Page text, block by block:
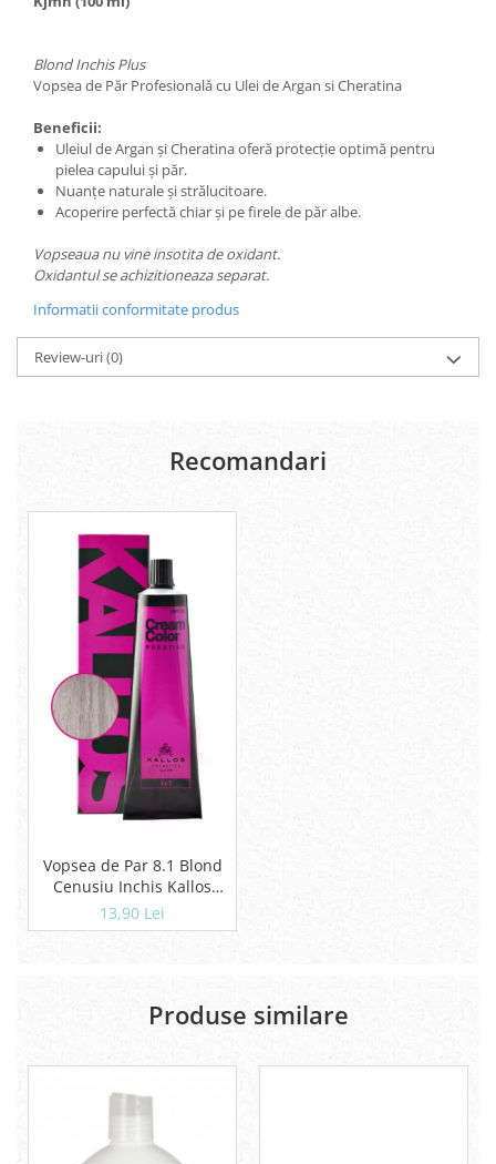
Blond Inchis Plus
Vopsea de Păr Profesională cu Ulei de Argan si Cheratina
Beneficii:
Uleiul de Argan şi Cheratina oferă protecţie optimă pentru
pielea capului şi păr.
Nuanţe naturale şi strălucitoare.
Acoperire perfectă chiar şi pe firele de păr albe.
Vopseaua nu vine insotita de oxidant.
Oxidantul se achizitioneaza separat.
Informatii conformitate produs
Review-uri(0)
Recomandari
Vopsea de Par 8.1 Blond
Cenusiu Inchis Kallos
Prestige (60 ml)
13,90 Lei
Produse similare